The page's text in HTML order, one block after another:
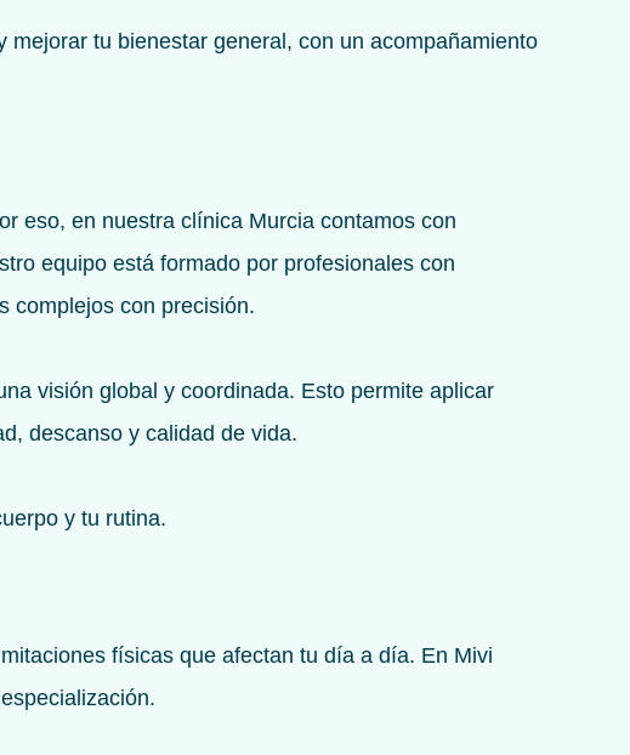
tu bienestar general, con un acompañamiento
eso, en nuestra clínica Murcia contamos con
equipo está formado por profesionales con
complejos con precisión.
visión global y coordinada. Esto permite aplicar
descanso y calidad de vida.
y tu rutina.
físicas que afectan tu día a día. En Mivi